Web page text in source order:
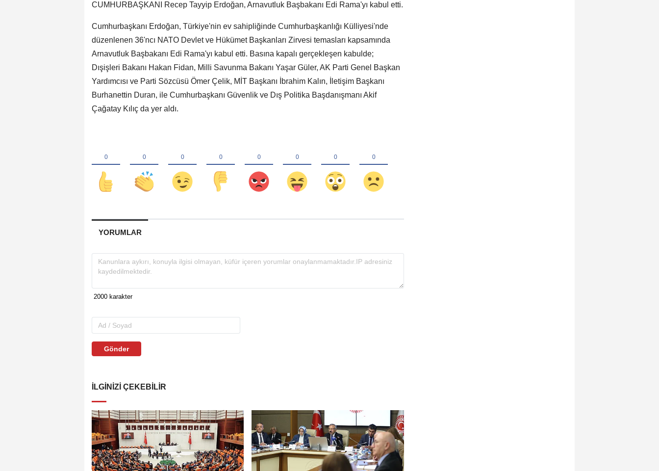
CUMHURBAŞKANI Recep Tayyip Erdoğan, Arnavutluk Başbakanı Edi Rama'yı kabul etti.
Cumhurbaşkanı Erdoğan, Türkiye'nin ev sahipliğinde Cumhurbaşkanlığı Külliyesi'nde
düzenlenen 36'ncı NATO Devlet ve Hükümet Başkanları Zirvesi temasları kapsamında
Arnavutluk Başbakanı Edi Rama'yı kabul etti. Basına kapalı gerçekleşen kabulde;
Dışişleri Bakanı Hakan Fidan, Milli Savunma Bakanı Yaşar Güler, AK Parti Genel Başkan
Yardımcısı ve Parti Sözcüsü Ömer Çelik, MİT Başkanı İbrahim Kalın, İletişim Başkanı
Burhanettin Duran, ile Cumhurbaşkanı Güvenlik ve Dış Politika Başdanışmanı Akif
Çağatay Kılıç da yer aldı.
YORUMLAR
Gönder
İLGINIZI ÇEKEBILIR